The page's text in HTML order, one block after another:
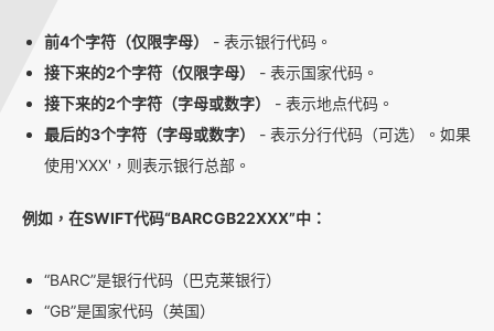
前4个字符（仅限字母）
- 表示银行代码。
接下来的2个字符（仅限字母）
- 表示国家代码。
接下来的2个字符（字母或数字）
- 表示地点代码。
最后的3个字符（字母或数字）
- 表示分行代码（可选）。如果
使用'XXX'，则表示银行总部。
例如，在SWIFT代码“BARCGB22XXX”中：
“BARC”是银行代码（巴克莱银行）
“GB”是国家代码（英国）